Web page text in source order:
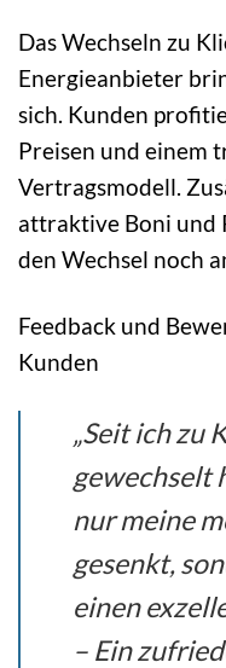
Das Wechseln zu
Energieanbieter
sich. Kunden
Preisen und einem
Vertragsmodell.
attraktive Boni und
den Wechsel noch
Feedback und
Kunden
„Seit ich zu
gewechselt
nur meine
gesenkt,
einen
– Ein